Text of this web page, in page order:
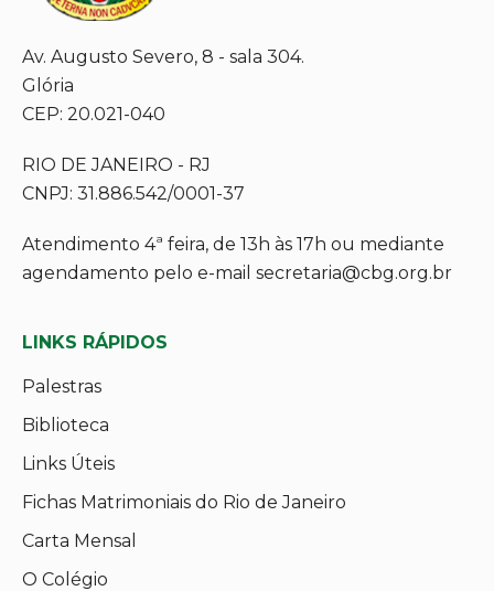
Av. Augusto Severo, 8 - sala 304.
Glória
CEP: 20.021-040
RIO DE JANEIRO - RJ
CNPJ: 31.886.542/0001-37
Atendimento 4ª feira, de 13h às 17h ou mediante
agendamento pelo e-mail secretaria@cbg.org.br
LINKS RÁPIDOS
Palestras
Biblioteca
Links Úteis
Fichas Matrimoniais do Rio de Janeiro
Carta Mensal
O Colégio